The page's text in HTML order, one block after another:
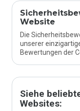
Website
Die
unserer
Bewertungen der
Siehe
Websites: